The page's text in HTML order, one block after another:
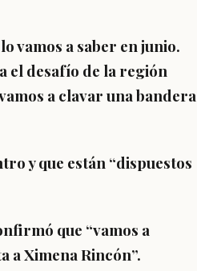
vamos a saber en junio.
el desafío de la región
a clavar una bandera
y que están“dispuestos
que “vamos a
a Ximena Rincón”.